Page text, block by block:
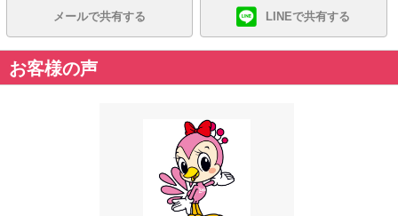
メールで共有する LINEで共有する
お客様の声